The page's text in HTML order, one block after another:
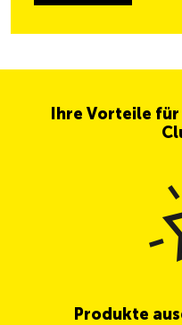
Ihre Vorteile für
Produkte